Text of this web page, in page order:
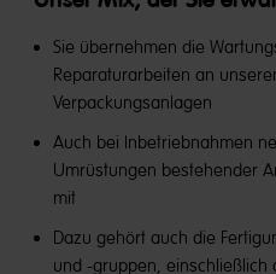
Sie übernehmen die
Reparaturarbeiten an
Verpackungsanlagen
Auch bei Inbetriebnahmen
Umrüstungen bestehender
mit
Dazu gehört auch die
und -gruppen,